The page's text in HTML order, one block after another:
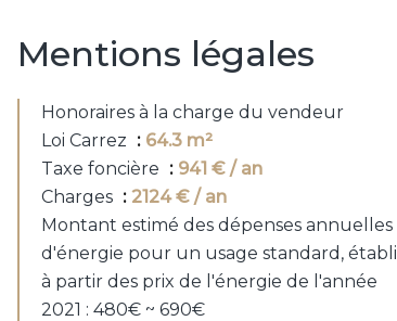
Mentions légales
Honoraires à la charge du vendeur
Loi Carrez
64.3 m²
Taxe foncière
941 € / an
Charges
2124 € / an
Montant estimé des dépenses annuelles
d'énergie pour un usage standard, établi
à partir des prix de l'énergie de l'année
2021 : 480€ ~ 690€